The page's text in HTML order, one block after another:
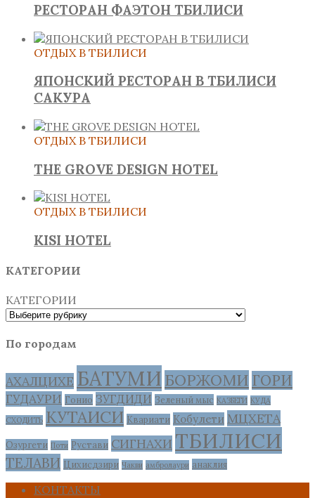
РЕСТОРАН ФАЭТОН ТБИЛИСИ
ОТДЫХ В ТБИЛИСИ
ЯПОНСКИЙ РЕСТОРАН В ТБИЛИСИ
САКУРА
ОТДЫХ В ТБИЛИСИ
THE GROVE DESIGN HOTEL
ОТДЫХ В ТБИЛИСИ
KISI HOTEL
КАТЕГОРИИ
КАТЕГОРИИ
По городам
АХАЛЦИХЕ БАТУМИ БОРЖОМИ ГОРИ
ГУДАУРИ Гонио ЗУГДИДИ Зеленый мыс КАЗБЕГИ КУДА
СХОДИТЬ КУТАИСИ Квариати Кобулети МЦХЕТА
Озургети Поти Рустави СИГНАХИ ТБИЛИСИ
ТЕЛАВИ Цихисдзири Чакви амбролаури анаклия
КОНТАКТЫ